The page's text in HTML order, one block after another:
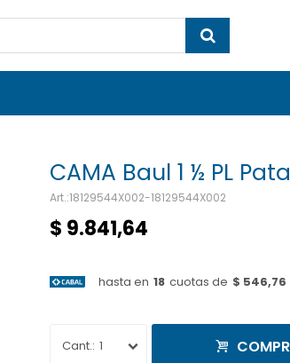
CAMA Baul 1 ½ PL
18129544X002-18129544X002
$ 9.841,64
hasta en 18 cuotas de $ 546,76
1